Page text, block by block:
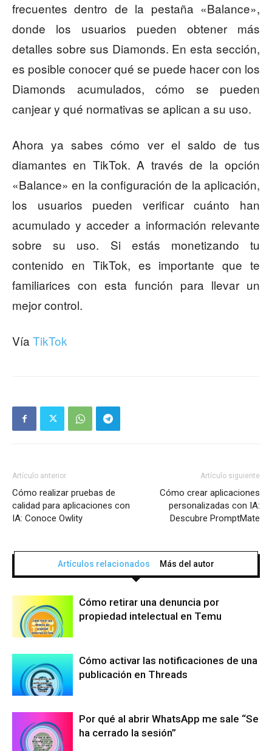
frecuentes dentro de la pestaña «Balance»,
donde los usuarios pueden obtener más
detalles sobre sus Diamonds. En esta sección,
es posible conocer qué se puede hacer con los
Diamonds acumulados, cómo se pueden
canjear y qué normativas se aplican a su uso.
Ahora ya sabes cómo ver el saldo de tus
diamantes en TikTok. A través de la opción
«Balance» en la configuración de la aplicación,
los usuarios pueden verificar cuánto han
acumulado y acceder a información relevante
sobre su uso. Si estás monetizando tu
contenido en TikTok, es importante que te
familiarices con esta función para llevar un
mejor control.
Vía TikTok
Artículo anterior
Cómo realizar pruebas de
calidad para aplicaciones con
IA: Conoce Owlity
Artículo siguiente
Cómo crear aplicaciones
personalizadas con IA:
Descubre PromptMate
Artículos relacionados Más del autor
Cómo retirar una denuncia por
propiedad intelectual en Temu
Cómo activar las notificaciones de una
publicación en Threads
Por qué al abrir WhatsApp me sale “Se
ha cerrado la sesión”